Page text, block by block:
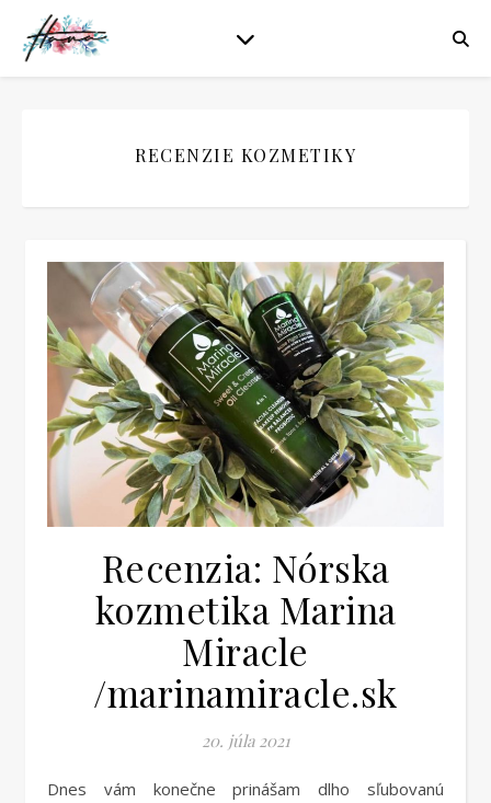
RECENZIE KOZMETIKY
Recenzia: Nórska
kozmetika Marina
Miracle
/marinamiracle.sk
20. júla 2021
Dnes vám konečne prinášam dlho sľubovanú